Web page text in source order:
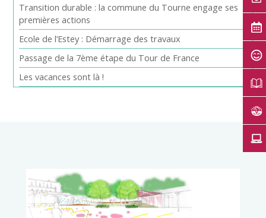
Transition durable : la commune du Tourne engage ses
premières actions
Ecole de l’Estey : Démarrage des travaux
Passage de la 7ème étape du Tour de France
Les vacances sont là !